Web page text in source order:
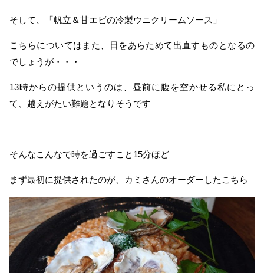
そして、「帆立＆甘エビの冷製ウニクリームソース」
こちらについてはまた、日をあらためて出直すものとなるの
でしょうが・・・
13時からの提供というのは、昼前に腹を空かせる私にとっ
て、越えがたい難題となりそうです
そんなこんなで時を過ごすこと15分ほど
まず最初に提供されたのが、カミさんのオーダーしたこちら